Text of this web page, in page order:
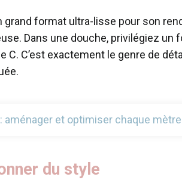
format ultra-lisse pour son
Dans une douche, privilégiez
C’est exactement le genre de
aménager et optimiser chaque
du style